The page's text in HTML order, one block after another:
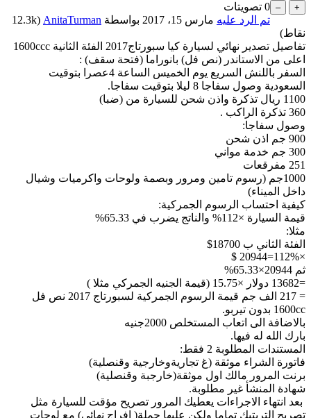
0 تصويتات
تم الرد عليه مارس 15، 2017 بواسطة AnitaTurman
(
12.3k
نقاط)
تفاصيل تصدير نهائي لسيارة كيا سبورتاج2017 الفئة الثانية 1600ccc
اعلى من الاستاندر (نص فل) بانوراما (فتحة سقف) :
السفر باللنش السريع يوم الخميس الساعة 4عصرا بتوقيت
السعودية وصول سفاجا 8 ليلا بتوقيت سفاجا.
1100 ريال تذكرة واذن شحن للسيارة من (ضبا)
360 تذكرة الراكب .
وصول سفاجا:
900 جم اذن شحن
300 جم خدمة مواني
251 مفرقعات
1000جم (رسوم تامين ومرور وبصمة ولوحات واكرميات وشيال
داخل الميناء)
كيفية احتساب الرسوم الجمركية:
قيمة السيارة ×112% والناتج يضرب في 65.33%
مثلا:
الفئة الثاني ب 18700$
×112%=20944 $
ثم 20944×65.33%
=13682 دولار ×15.75 (قيمة الجنيه الجمركي مثلا )
= 217 الف جم قيمة الرسوم الجمركية لسبورتاج 2017 نص فل
1600cc بدون تيربو.
بالاضافة الى اتعاب المستخلص 2000جنيه
بارك الله له فيها.
المستندات المطلوبة 2 فقط:
فاتورة الشراء موثقة (غ تجاريةوخارجية وقنصلية)
برنت المرور مالك اول موثقة(خارجبة وقنصلية)
شهادة المنشأ غير مطلوبة.
بعد انتهاء الاجراءات يعطيك المرور تصريح مؤقت للسيارة مثل
تصريح التربتيك تماما ولكن عليها جملة( افراج نهائي) مع لوحات